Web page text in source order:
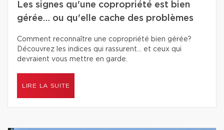
Les signes qu'une copropriété est bien
gérée… ou qu'elle cache des problèmes
Comment reconnaître une copropriété bien gérée?
Découvrez les indices qui rassurent… et ceux qui
devraient vous mettre en garde.
LIRE LA SUITE